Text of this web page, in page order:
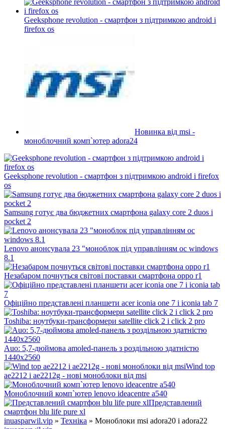
Geeksphone revolution - смартфон з підтримкою android і
firefox os
Новинка від msi -
моноблочний комп`ютер adora24
Geeksphone revolution - смартфон з підтримкою android і firefox
os
Samsung готує два бюджетних смартфона galaxy core 2 duos і
pocket 2
Lenovo анонсувала 23 "моноблок під управлінням ос windows
8.1
Незабаром почнуться світові поставки смартфона oppo r1
Офіційно представлені планшети acer iconia one 7 і iconia tab 7
Toshiba: ноутбуки-трансформери satellite click 2 і click 2 pro
Auo: 5,7-дюймова amoled-панель з роздільною здатністю
1440х2560
Wind top
ae2212 і ae2212g - нові моноблоки від msi
Моноблочний комп`ютер lenovo ideacentre a540
Представлений
смартфон blu life pure xl
inuasparwil.vip » Техніка » Моноблоки msi adora20 і adora22